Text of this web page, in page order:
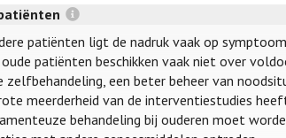
patiënten ligt de nadruk vaak op
oude patiënten beschikken vaak niet over
zelfbehandeling, een beter beheer van
meerderheid van de interventiestudies
behandeling bij ouderen moet